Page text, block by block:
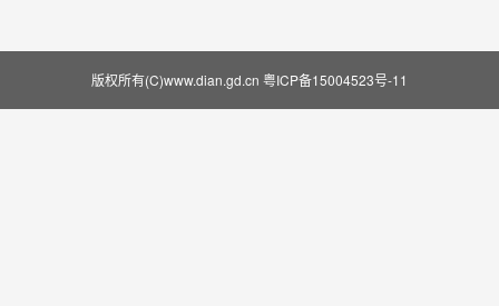
版权所有(C)www.dian.gd.cn 粤ICP备15004523号-11